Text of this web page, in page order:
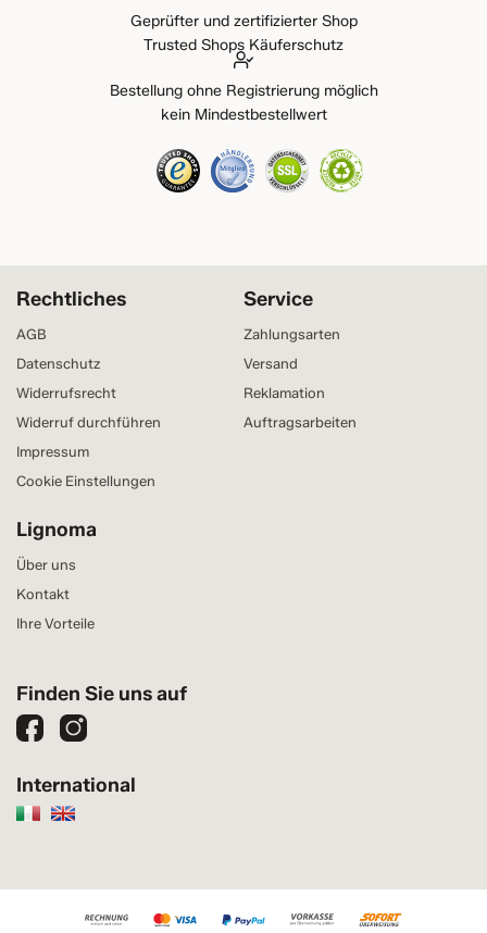
Geprüfter und zertifizierter Shop
Trusted Shops Käuferschutz
Bestellung ohne Registrierung möglich
kein Mindestbestellwert
Service
Zahlungsarten
Versand
Reklamation
Auftragsarbeiten
Rechtliches
AGB
Datenschutz
Widerrufsrecht
Widerruf durchführen
Impressum
Cookie Einstellungen
Lignoma
Über uns
Kontakt
Ihre Vorteile
Finden Sie uns auf
International